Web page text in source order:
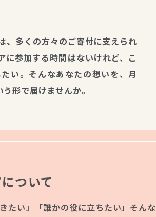
、多くの方々のご寄付に支えられ
に参加する時間はないけれど、こ
い。そんなあなたの想いを、月
形で届けませんか。
ついて
たい」「誰かの役に立ちたい」そん